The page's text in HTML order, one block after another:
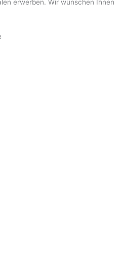
erwerben. Wir wünschen Ihnen